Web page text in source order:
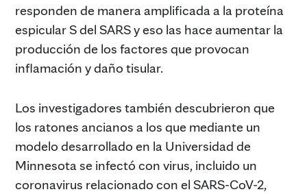
responden de manera amplificada a la proteína
espicular S del SARS y eso las hace aumentar la
producción de los factores que provocan
inflamación y daño tisular.
Los investigadores también descubrieron que
los ratones ancianos a los que mediante un
modelo desarrollado en la Universidad de
Minnesota se infectó con virus, incluido un
coronavirus relacionado con el SARS-CoV-2,